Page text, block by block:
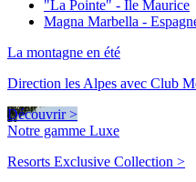
"La Pointe" - Ile Maurice
Magna Marbella -
La montagne en été
Direction les Alpes avec Club
Découvrir >
Notre gamme Luxe
Resorts Exclusive Collection >